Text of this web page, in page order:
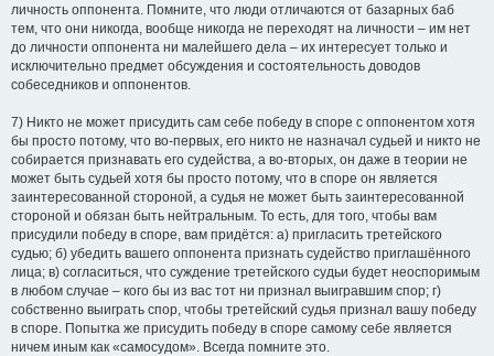
личность оппонента. Помните, что люди отличаются от базарных баб
тем, что они никогда, вообще никогда не переходят на личности – им нет
до личности оппонента ни малейшего дела – их интересует только и
исключительно предмет обсуждения и состоятельность доводов
собеседников и оппонентов.
7) Никто не может присудить сам себе победу в споре с оппонентом хотя
бы просто потому, что во-первых, его никто не назначал судьей и никто не
собирается признавать его судейства, а во-вторых, он даже в теории не
может быть судьей хотя бы просто потому, что в споре он является
заинтересованной стороной, а судья не может быть заинтересованной
стороной и обязан быть нейтральным. То есть, для того, чтобы вам
присудили победу в споре, вам придётся: а) пригласить третейского
судью; б) убедить вашего оппонента признать судейство приглашённого
лица; в) согласиться, что суждение третейского судьи будет неоспоримым
в любом случае – кого бы из вас тот ни признал выигравшим спор; г)
собственно выиграть спор, чтобы третейский судья признал вашу победу
в споре. Попытка же присудить победу в споре самому себе является
ничем иным как «самосудом». Всегда помните это.